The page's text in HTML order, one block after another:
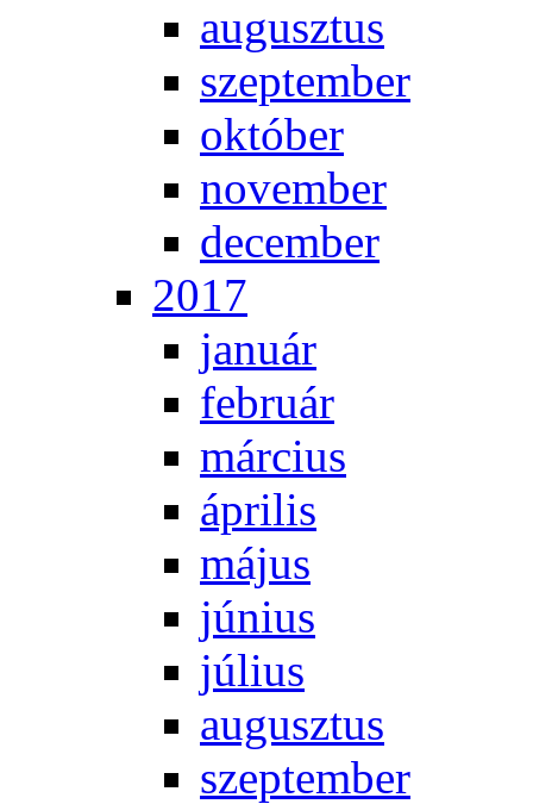
au­gusz­tus
szep­tem­ber
ok­tó­ber
no­vem­ber
de­cem­ber
2017
ja­nu­ár
feb­ru­ár
már­ci­us
áp­ri­lis
má­jus
jú­ni­us
jú­li­us
au­gusz­tus
szep­tem­ber